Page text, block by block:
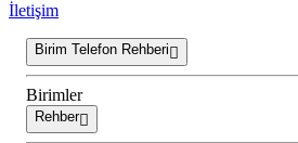
İletişim
Birim Telefon Rehberi
Birimler
Rehber